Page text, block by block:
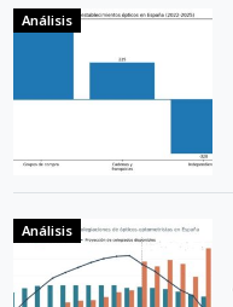
Análisis
Análisis